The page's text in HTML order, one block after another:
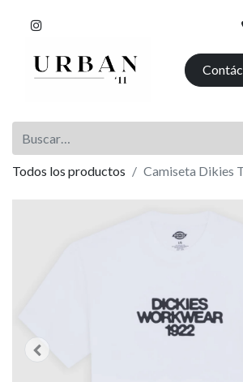
Todos los productos Camiseta Dikies